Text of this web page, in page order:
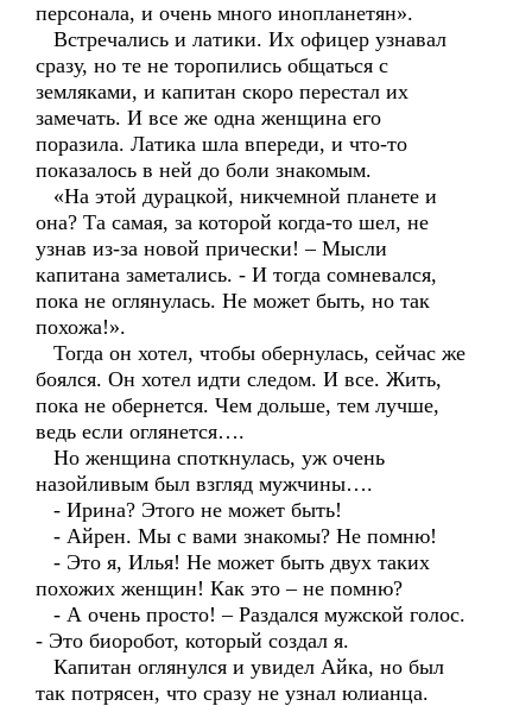
персонала, и очень много инопланетян».
Встречались и латики. Их офицер узнавал
сразу, но те не торопились общаться с
земляками, и капитан скоро перестал их
замечать. И все же одна женщина его
поразила. Латика шла впереди, и что-то
показалось в ней до боли знакомым.
«На этой дурацкой, никчемной планете и
она? Та самая, за которой когда-то шел, не
узнав из-за новой прически! – Мысли
капитана заметались. - И тогда сомневался,
пока не оглянулась. Не может быть, но так
похожа!».
Тогда он хотел, чтобы обернулась, сейчас же
боялся. Он хотел идти следом. И все. Жить,
пока не обернется. Чем дольше, тем лучше,
ведь если оглянется….
Но женщина споткнулась, уж очень
назойливым был взгляд мужчины….
- Ирина? Этого не может быть!
- Айрен. Мы с вами знакомы? Не помню!
- Это я, Илья! Не может быть двух таких
похожих женщин! Как это – не помню?
- А очень просто! – Раздался мужской голос.
- Это биоробот, который создал я.
Капитан оглянулся и увидел Айка, но был
так потрясен, что сразу не узнал юлианца.